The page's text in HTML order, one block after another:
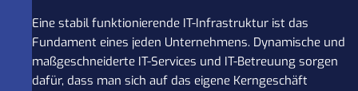
Eine stabil funktionierende IT-Infrastruktur ist das
Fundament eines jeden Unternehmens. Dynamische und
maßgeschneiderte IT-Services und IT-Betreuung sorgen
dafür, dass man sich auf das eigene Kerngeschäft